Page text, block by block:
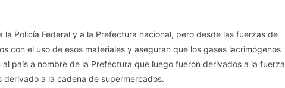
Policía Federal y a la Prefectura nacional, pero desde las fuerzas de
con el uso de esos materiales y aseguran que los gases lacrimógenos
país a nombre de la Prefectura que luego fueron derivados a la fuerza
a la cadena de supermercados.